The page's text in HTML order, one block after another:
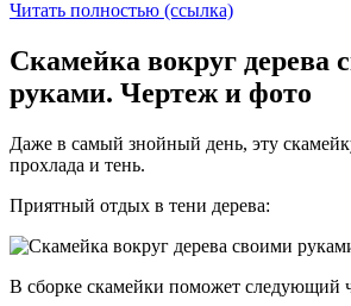
Читать полностью (ссылка)
Скамейка вокруг дерева
руками. Чертеж и фото
Даже в самый знойный день, эту
прохлада и тень.
Приятный отдых в тени дерева:
В сборке скамейки поможет следующий